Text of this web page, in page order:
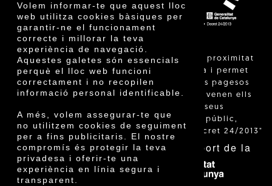
Volem informar-te que aquest lloc
web utilitza cookies bàsiques per
garantir-ne el funcionament
correcte i millorar la teva
experiència de navegació.
Aquestes galetes són essencials
perquè el lloc web funcioni
correctament i no recopilen
informació personal identificable.
A més, volem assegurar-te que
no utilitzem cookies de seguiment
per a fins publicitaris. El nostre
compromís és protegir la teva
privadesa i oferir-te una
experiència en línia segura i
transparent.
"La venda de proximitat
està regulada i permet
identificar els pagesos
catalans que venen ells
mateixos els seus
productes al públic,
segons el Decret 24/2013"
Amb el suport de la